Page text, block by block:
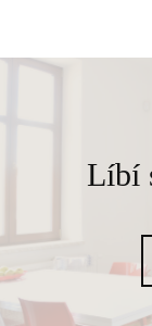
Líbí